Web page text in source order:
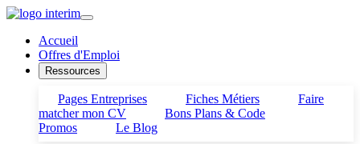
Accueil
Offres d'Emploi
Ressources
Pages Entreprises Fiches Métiers
Faire
matcher mon CV
Bons Plans & Code
Promos
Le Blog